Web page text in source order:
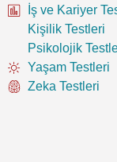
İş ve Kariyer
Kişilik Testleri
Psikolojik
Yaşam Testleri
Zeka Testleri